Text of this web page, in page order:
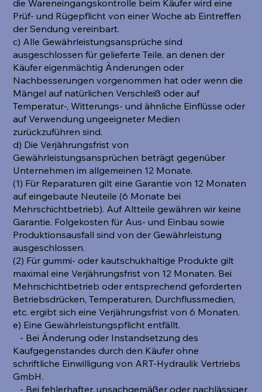
die Wareneingangskontrolle beim Käufer wird eine
Prüf- und Rügepflicht von einer Woche ab Eintreffen
der Sendung vereinbart.
c) Alle Gewährleistungsansprüche sind
ausgeschlossen für gelieferte Teile, an denen der
Käufer eigenmächtig Änderungen oder
Nachbesserungen vorgenommen hat oder wenn die
Mängel auf natürlichen Verschleiß oder auf
Temperatur-, Witterungs- und ähnliche Einflüsse oder
auf Verwendung ungeeigneter Medien
zurückzuführen sind.
d) Die Verjährungsfrist von
Gewährleistungsansprüchen beträgt gegenüber
Unternehmen im allgemeinen 12 Monate.
(1) Für Reparaturen gilt eine Garantie von 12 Monaten
auf eingebaute Neuteile (6 Monate bei
Mehrschichtbetrieb). Auf Altteile gewähren wir keine
Garantie. Folgekosten für Aus- und Einbau sowie
Produktionsausfall sind von der Gewährleistung
ausgeschlossen.
(2) Für gummi- oder kautschukhaltige Produkte gilt
maximal eine Verjährungsfrist von 12 Monaten. Bei
Mehrschichtbetrieb oder entsprechend geforderten
Betriebsdrücken, Temperaturen, Durchflussmedien,
etc. ergibt sich eine Verjährungsfrist von 6 Monaten.
e) Eine Gewährleistungspflicht entfällt.
- Bei Änderung oder Instandsetzung des
Kaufgegenstandes durch den Käufer ohne
schriftliche Einwilligung von ART-Hydraulik Vertriebs
GmbH.
- Bei fehlerhafter, unsachgemäßer oder nachlässiger